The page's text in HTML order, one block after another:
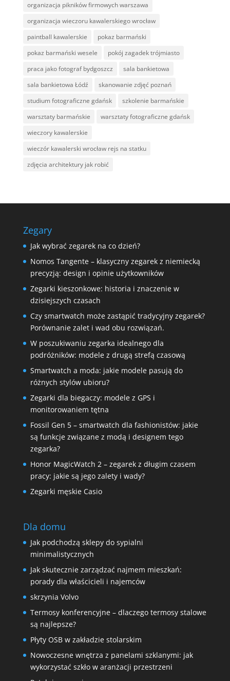
organizacja pikników firmowych warszawa
organizacja wieczoru kawalerskiego wrocław
paintball kawalerskie
pokaz barmański
pokaz barmański wesele
pokój zagadek trójmiasto
praca jako fotograf bydgoszcz
sala bankietowa
sala bankietowa Łódź
skanowanie zdjęć poznań
studium fotograficzne gdańsk
szkolenie barmańskie
warsztaty barmańskie
warsztaty fotograficzne gdańsk
wieczory kawalerskie
wieczór kawalerski wrocław rejs na statku
zdjęcia architektury jak robić
Zegary
Jak wybrać zegarek na co dzień?
Nomos Tangente – klasyczny zegarek z niemiecką
precyzją: design i opinie użytkowników
Zegarki kieszonkowe: historia i znaczenie w
dzisiejszych czasach
Czy smartwatch może zastąpić tradycyjny zegarek?
Porównanie zalet i wad obu rozwiązań.
W poszukiwaniu zegarka idealnego dla
podróżników: modele z drugą strefą czasową
Smartwatch a moda: jakie modele pasują do
różnych stylów ubioru?
Zegarki dla biegaczy: modele z GPS i
monitorowaniem tętna
Fossil Gen 5 – smartwatch dla fashionistów: jakie
są funkcje związane z modą i designem tego
zegarka?
Honor MagicWatch 2 – zegarek z długim czasem
pracy: jakie są jego zalety i wady?
Zegarki męskie Casio
Dla domu
Jak podchodzą sklepy do sypialni
minimalistycznych
Jak skutecznie zarządzać najmem mieszkań:
porady dla właścicieli i najemców
skrzynia Volvo
Termosy konferencyjne – dlaczego termosy stalowe
są najlepsze?
Płyty OSB w zakładzie stolarskim
Nowoczesne wnętrza z panelami szklanymi: jak
wykorzystać szkło w aranżacji przestrzeni